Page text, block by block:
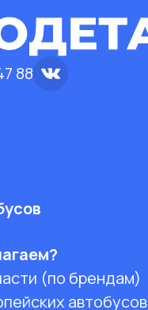
88
(по брендам)
автобусов